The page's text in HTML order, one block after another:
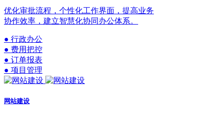
优化审批流程，个性化工作界面，提高业务
协作效率，建立智慧化协同办公体系。
● 行政办公
● 费用把控
● 订单报表
● 项目管理
网站建设